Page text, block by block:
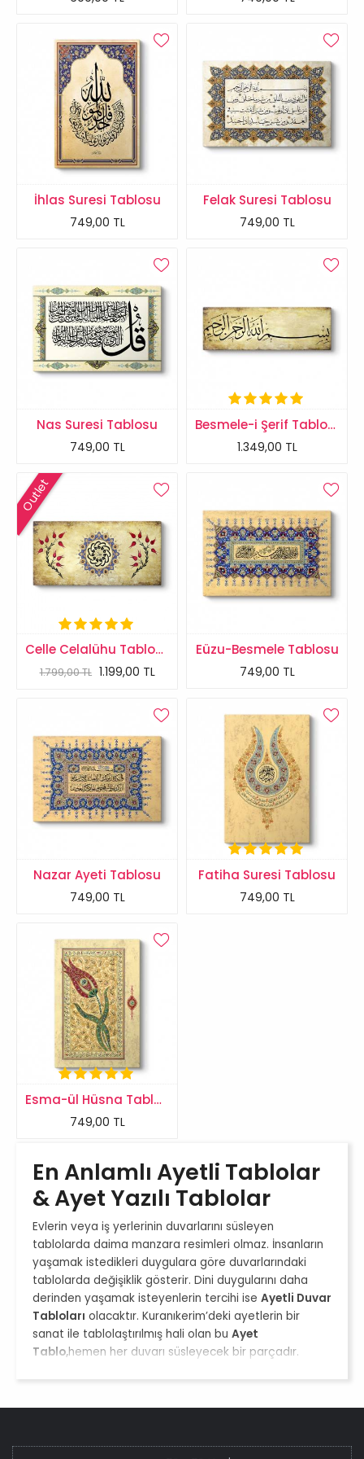
İhlas Suresi Tablosu
749,00 TL
Felak Suresi Tablosu
749,00 TL
Nas Suresi Tablosu
749,00 TL
Besmele-i Şerif Tablosu
1.349,00 TL
Outlet
Celle Celalühu Tablosu
1.799,00 TL 1.199,00 TL
Eüzu-Besmele Tablosu
749,00 TL
Nazar Ayeti Tablosu
749,00 TL
Fatiha Suresi Tablosu
749,00 TL
Esma-ül Hüsna Tablosu
749,00 TL
En Anlamlı Ayetli Tablolar
& Ayet Yazılı Tablolar
Evlerin veya iş yerlerinin duvarlarını süsleyen
tablolarda daima manzara resimleri olmaz. İnsanların
yaşamak istedikleri duygulara göre duvarlarındaki
tablolarda değişiklik gösterir. Dini duygularını daha
derinden yaşamak isteyenlerin tercihi ise Ayetli Duvar
Tabloları olacaktır. Kuranıkerim’deki ayetlerin bir
sanat ile tablolaştırılmış hali olan bu Ayet
Tablo,hemen her duvarı süsleyecek bir parçadır.
Dinimiz açısından büyük öneme sahip olan Kuranıkerim
Dilimizde düşürmediğimiz veya her an hatırlamamız